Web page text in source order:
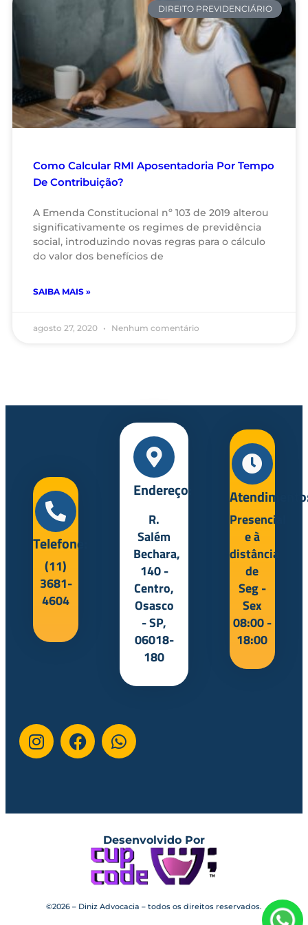
DIREITO PREVIDENCIÁRIO
Como Calcular RMI Aposentadoria Por Tempo
De Contribuição?
A Emenda Constitucional nº 103 de 2019 alterou
significativamente os regimes de previdência
social, introduzindo novas regras para o cálculo
do valor dos benefícios de
SAIBA MAIS »
agosto 27, 2020 Nenhum comentário
Telefone:
(11)
3681-
4604
Endereço:
R.
Salém
Bechara,
140 -
Centro,
Osasco
- SP,
06018-
180
Presencial
e à
distância
de
Seg -
Sex
08:00 -
18:00
©2026 – Diniz Advocacia – todos os direitos reservados.
Desenvolvido Por